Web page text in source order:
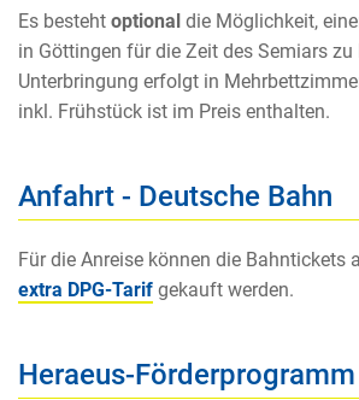
Es besteht optional die Möglichkeit,
in Göttingen für die Zeit des Semiars zu
Unterbringung erfolgt in
inkl. Frühstück ist im Preis enthalten.
Anfahrt - Deutsche Bahn
Für die Anreise können die Bahntickets
extra DPG-Tarif gekauft werden.
Heraeus-Förderprogramm